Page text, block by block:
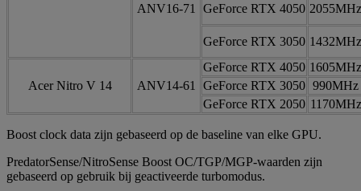
ANV16-71 GeForce RTX 4050 2055MHz
GeForce RTX 3050 1432MHz
Acer Nitro V 14 ANV14-61
GeForce RTX 4050 1605MHz
GeForce RTX 3050 990MHz
GeForce RTX 2050 1170MHz
Boost clock data zijn gebaseerd op de baseline van elke GPU.
PredatorSense/NitroSense Boost OC/TGP/MGP-waarden zijn
gebaseerd op gebruik bij geactiveerde turbomodus.